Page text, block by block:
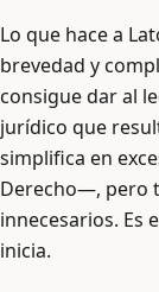
Lo que hace a
brevedad y
consigue dar al
jurídico que
simplifica en
Derecho—, pero
innecesarios. Es
inicia.